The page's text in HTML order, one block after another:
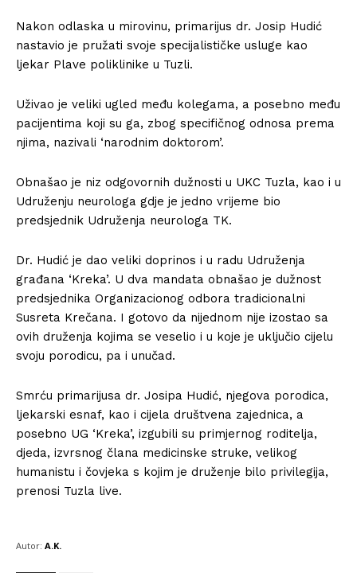
Nakon odlaska u mirovinu, primarijus dr. Josip Hudić
nastavio je pružati svoje specijalističke usluge kao
ljekar Plave poliklinike u Tuzli.
Uživao je veliki ugled među kolegama, a posebno među
pacijentima koji su ga, zbog specifičnog odnosa prema
njima, nazivali ‘narodnim doktorom’.
Obnašao je niz odgovornih dužnosti u UKC Tuzla, kao i u
Udruženju neurologa gdje je jedno vrijeme bio
predsjednik Udruženja neurologa TK.
Dr. Hudić je dao veliki doprinos i u radu Udruženja
građana ‘Kreka’. U dva mandata obnašao je dužnost
predsjednika Organizacionog odbora tradicionalni
Susreta Krečana. I gotovo da nijednom nije izostao sa
ovih druženja kojima se veselio i u koje je uključio cijelu
svoju porodicu, pa i unučad.
Smrću primarijusa dr. Josipa Hudić, njegova porodica,
ljekarski esnaf, kao i cijela društvena zajednica, a
posebno UG ‘Kreka’, izgubili su primjernog roditelja,
djeda, izvrsnog člana medicinske struke, velikog
humanistu i čovjeka s kojim je druženje bilo privilegija,
prenosi Tuzla live.
Autor: A.K.